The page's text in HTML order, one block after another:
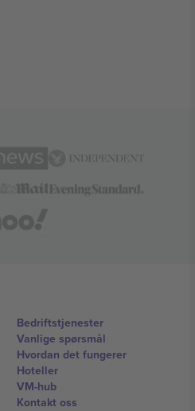
Bedriftstjenester
Vanlige spørsmål
Hvordan det fungerer
Hoteller
VM-hub
Kontakt oss